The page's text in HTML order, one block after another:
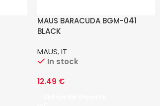
MAUS BARACUDA BGM-041
BLACK
MAUS,IT
In stock
12.49 €